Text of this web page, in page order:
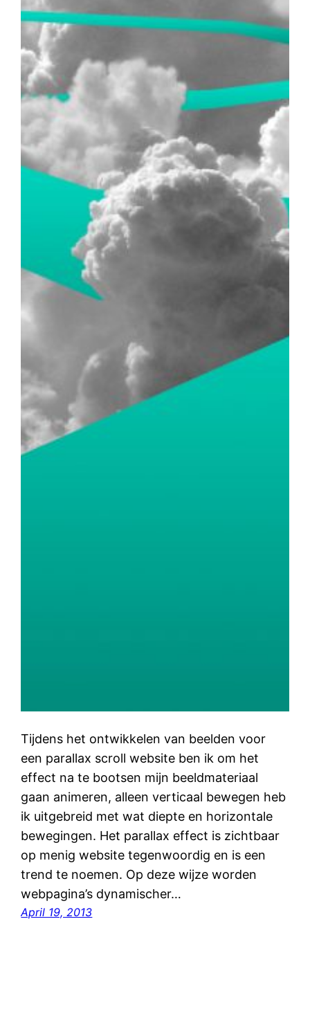
Tijdens het ontwikkelen van beelden voor
een parallax scroll website ben ik om het
effect na te bootsen mijn beeldmateriaal
gaan animeren, alleen verticaal bewegen heb
ik uitgebreid met wat diepte en horizontale
bewegingen. Het parallax effect is zichtbaar
op menig website tegenwoordig en is een
trend te noemen. Op deze wijze worden
webpagina’s dynamischer…
April 19, 2013